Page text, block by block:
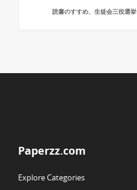
読書のすすめ、生徒会三役選挙
Paperzz.com
Explore Categories